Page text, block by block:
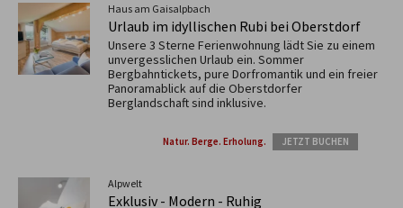
Haus am Gaisalpbach
Urlaub im idyllischen Rubi bei Oberstdorf
Unsere 3 Sterne Ferienwohnung lädt Sie zu einem
unvergesslichen Urlaub ein. Sommer
Bergbahntickets, pure Dorfromantik und ein freier
Panoramablick auf die Oberstdorfer
Berglandschaft sind inklusive.
Natur. Berge. Erholung. JETZT BUCHEN
Alpwelt
Exklusiv - Modern - Ruhig